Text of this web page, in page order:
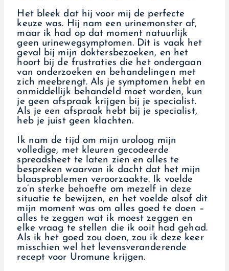
Het bleek dat hij voor mij de perfecte
keuze was. Hij nam een urinemonster af,
maar ik had op dat moment natuurlijk
geen urinewegsymptomen. Dit is vaak het
geval bij mijn doktersbezoeken, en het
hoort bij de frustraties die het ondergaan
van onderzoeken en behandelingen met
zich meebrengt. Als je symptomen hebt en
onmiddellijk behandeld moet worden, kun
je geen afspraak krijgen bij je specialist.
Als je een afspraak hebt bij je specialist,
heb je juist geen klachten.
Ik nam de tijd om mijn uroloog mijn
volledige, met kleuren gecodeerde
spreadsheet te laten zien en alles te
bespreken waarvan ik dacht dat het mijn
blaasproblemen veroorzaakte. Ik voelde
zo’n sterke behoefte om mezelf in deze
situatie te bewijzen, en het voelde alsof dit
mijn moment was om alles goed te doen –
alles te zeggen wat ik moest zeggen en
elke vraag te stellen die ik ooit had gehad.
Als ik het goed zou doen, zou ik deze keer
misschien wel het levensveranderende
recept voor Uromune krijgen.